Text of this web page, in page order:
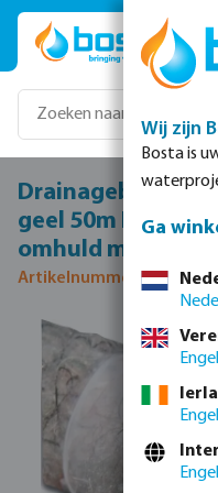
Ga naar de hoofdinhoud
Drainagebuis
geel 50m KIWA/
omhuld met PP450
Artikelnummer 0380085
Afbeeldingengalerij
Wij zijn
Bosta is
Ga